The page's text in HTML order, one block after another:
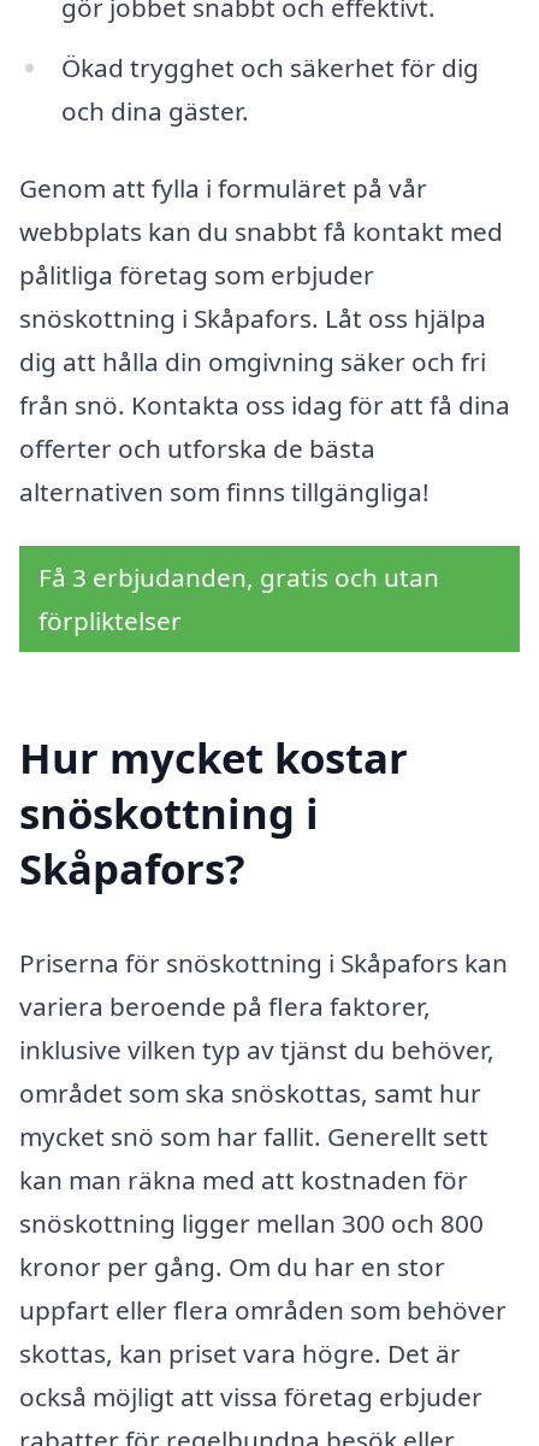
gör jobbet snabbt och effektivt.
Ökad trygghet och säkerhet för dig
och dina gäster.
Genom att fylla i formuläret på vår
webbplats kan du snabbt få kontakt med
pålitliga företag som erbjuder
snöskottning i Skåpafors. Låt oss hjälpa
dig att hålla din omgivning säker och fri
från snö. Kontakta oss idag för att få dina
offerter och utforska de bästa
alternativen som finns tillgängliga!
Få 3 erbjudanden, gratis och utan
förpliktelser
Hur mycket kostar
snöskottning i
Skåpafors?
Priserna för snöskottning i Skåpafors kan
variera beroende på flera faktorer,
inklusive vilken typ av tjänst du behöver,
området som ska snöskottas, samt hur
mycket snö som har fallit. Generellt sett
kan man räkna med att kostnaden för
snöskottning ligger mellan 300 och 800
kronor per gång. Om du har en stor
uppfart eller flera områden som behöver
skottas, kan priset vara högre. Det är
också möjligt att vissa företag erbjuder